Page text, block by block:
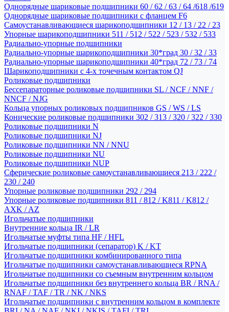
Однорядные шариковые подшипники 60 / 62 / 63 / 64 /618 /619
Однорядные шариковые подшипники с фланцем F6
Самоустанавливающиеся шарикоподшипники 12 / 13 / 22 / 23
Упорные шарикоподшипники 511 / 512 / 522 / 523 / 532 / 533
Радиально-упорные подшипники
Радиально-упорные шарикоподшипники 30*град 30 / 32 / 33
Радиально-упорные шарикоподшипники 40*град 72 / 73 / 74
Шарикоподшипники с 4-х точечным контактом QJ
Роликовые подшипники
Бессепараторные роликовые подшипники SL / NCF / NNF /
NNCF / NJG
Кольца упорных роликовых подшипников GS / WS / LS
Конические роликовые подшипники 302 / 313 / 320 / 322 / 330
Роликовые подшипники N
Роликовые подшипники NJ
Роликовые подшипники NN / NNU
Роликовые подшипники NU
Роликовые подшипники NUP
Сферические роликовые самоустанавливающиеся 213 / 222 /
230 / 240
Упорные роликовые подшипники 292 / 294
Упорные роликовые подшипники 811 / 812 / K811 / K812 /
AXK / AZ
Игольчатые подшипники
Внутренние кольца IR / LR
Игольчатые муфты типа HF / HFL
Игольчатые подшипники (сепаратор) K / KT
Игольчатые подшипники комбинированного типа
Игольчатые подшипники самоустанавливающиеся RPNA
Игольчатые подшипники со съемным внутренним кольцом
Игольчатые подшипники без внутреннего кольца BR / RNA /
RNAF / TAF / TR / NK / NKS
Игольчатые подшипники с внутренним кольцом в комплекте